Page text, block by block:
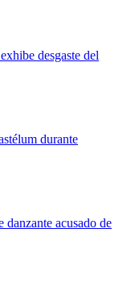
desgaste del
durante
acusado de